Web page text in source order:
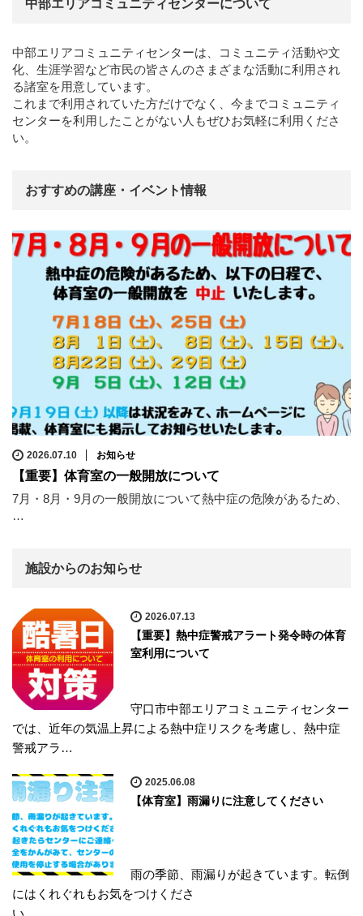
中部エリアコミュニティセンターについて
中部エリアコミュニティセンターは、コミュニティ活動や文
化、生涯学習など市民の皆さんのさまざまな活動に利用され
る諸室を用意しています。
これまで利用されていた方だけでなく、今までコミュニティ
センターを利用したことがない人もぜひお気軽に利用くださ
い。
おすすめの講座・イベント情報
2026.07.10 お知らせ
【重要】体育室の一般開放について
7月・8月・9月の一般開放について熱中症の危険があるため、
…
施設からのお知らせ
2026.07.13
【重要】熱中症警戒アラート発令時の体育
室利用について
守口市中部エリアコミュニティセンター
では、近年の気温上昇による熱中症リスクを考慮し、熱中症
警戒アラ…
2025.06.08
【体育室】雨漏りに注意してください
雨の季節、雨漏りが起きています。転倒
にはくれぐれもお気をつけくださ
い。 …